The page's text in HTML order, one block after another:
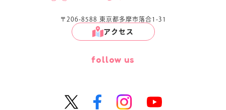
〒206-8588 東京都多摩市落合1-31
アクセス
follow us